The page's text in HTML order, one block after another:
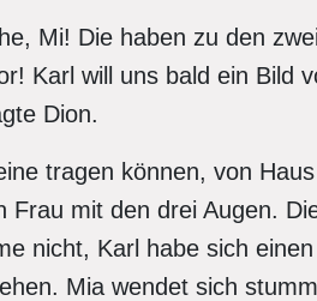
Mi! Die haben zu den
Karl will uns bald ein Bild
Dion.
tragen können, von
Frau mit den drei Augen.
nicht, Karl habe sich
Mia wendet sich